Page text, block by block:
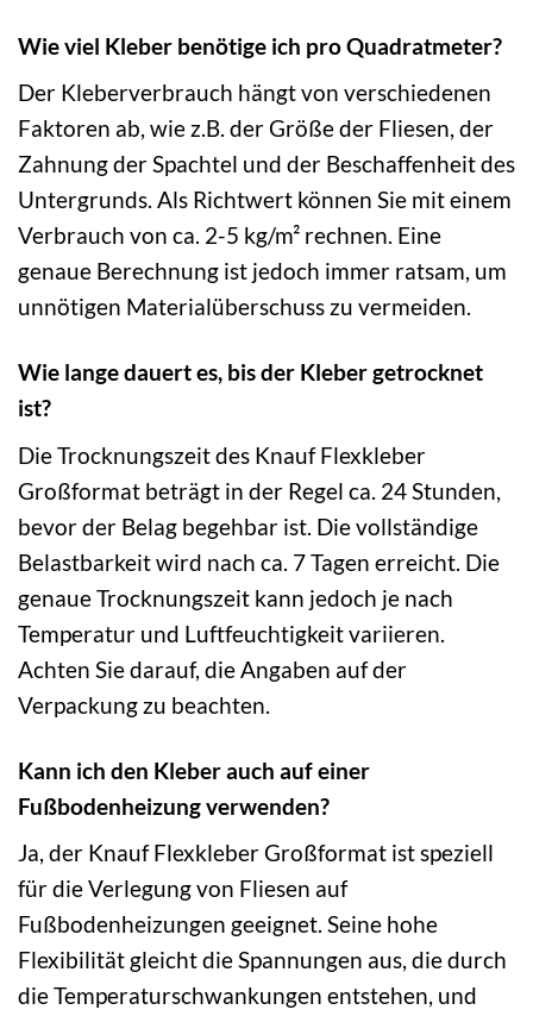
Wie viel Kleber benötige ich pro Quadratmeter?
Der Kleberverbrauch hängt von verschiedenen
Faktoren ab, wie z.B. der Größe der Fliesen, der
Zahnung der Spachtel und der Beschaffenheit des
Untergrunds. Als Richtwert können Sie mit einem
Verbrauch von ca. 2-5 kg/m² rechnen. Eine
genaue Berechnung ist jedoch immer ratsam, um
unnötigen Materialüberschuss zu vermeiden.
Wie lange dauert es, bis der Kleber getrocknet
ist?
Die Trocknungszeit des Knauf Flexkleber
Großformat beträgt in der Regel ca. 24 Stunden,
bevor der Belag begehbar ist. Die vollständige
Belastbarkeit wird nach ca. 7 Tagen erreicht. Die
genaue Trocknungszeit kann jedoch je nach
Temperatur und Luftfeuchtigkeit variieren.
Achten Sie darauf, die Angaben auf der
Verpackung zu beachten.
Kann ich den Kleber auch auf einer
Fußbodenheizung verwenden?
Ja, der Knauf Flexkleber Großformat ist speziell
für die Verlegung von Fliesen auf
Fußbodenheizungen geeignet. Seine hohe
Flexibilität gleicht die Spannungen aus, die durch
die Temperaturschwankungen entstehen, und